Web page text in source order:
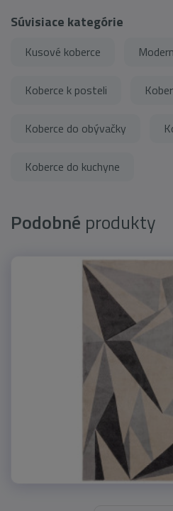
Súvisiace kategórie
Kusové koberce
Koberce k posteli
Koberce do obývačky
Koberce do kuchyne
Podobné produkty